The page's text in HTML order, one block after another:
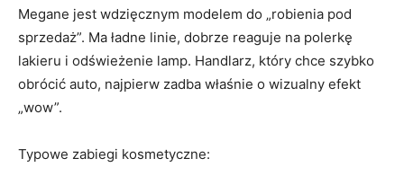
Megane jest wdzięcznym modelem do „robienia pod
sprzedaż”. Ma ładne linie, dobrze reaguje na polerkę
lakieru i odświeżenie lamp. Handlarz, który chce szybko
obrócić auto, najpierw zadba właśnie o wizualny efekt
„wow”.
Typowe zabiegi kosmetyczne: